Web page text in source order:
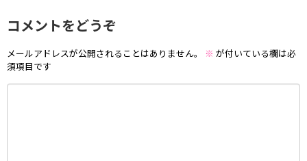
コメントをどうぞ
メールアドレスが公開されることはありません。 ※ が付いている欄は必
須項目です